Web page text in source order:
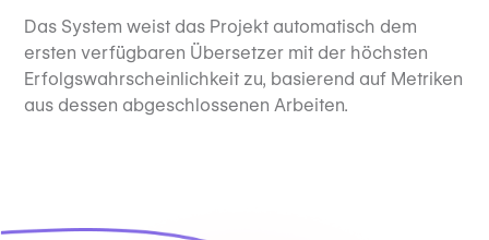
Das System weist das Projekt automatisch dem
ersten verfügbaren Übersetzer mit der höchsten
Erfolgswahrscheinlichkeit zu, basierend auf Metriken
aus dessen abgeschlossenen Arbeiten.